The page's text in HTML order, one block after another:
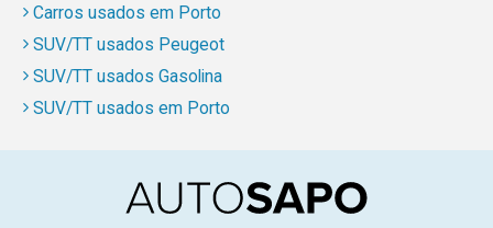
Carros usados em Porto
SUV/TT usados Peugeot
SUV/TT usados Gasolina
SUV/TT usados em Porto